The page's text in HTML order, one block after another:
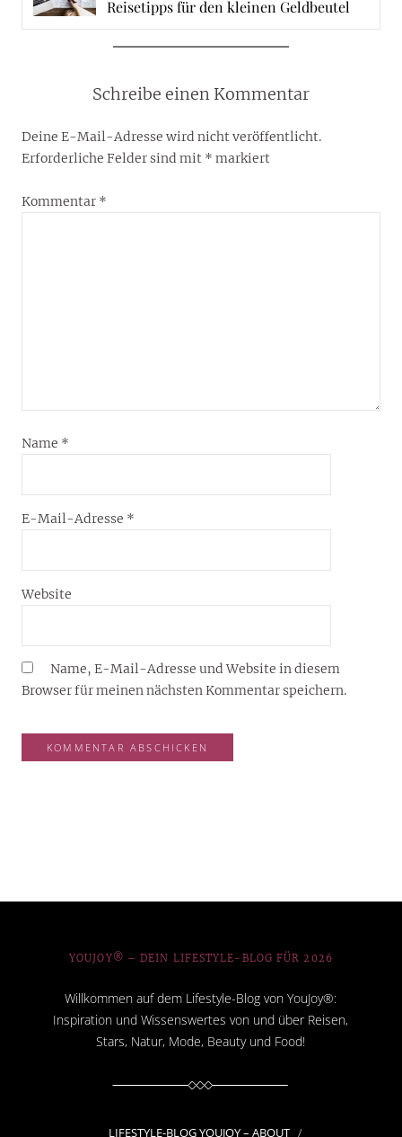
Reisetipps für den kleinen Geldbeutel
Schreibe einen Kommentar
Deine E-Mail-Adresse wird nicht veröffentlicht.
Erforderliche Felder sind mit * markiert
Kommentar *
Name *
E-Mail-Adresse *
Website
Name, E-Mail-Adresse und Website in diesem
Browser für meinen nächsten Kommentar speichern.
YOUJOY® – DEIN LIFESTYLE-BLOG FÜR 2026
Willkommen auf dem Lifestyle-Blog von YouJoy®:
Inspiration und Wissenswertes von und über Reisen,
Stars, Natur, Mode, Beauty und Food!
LIFESTYLE-BLOG YOUJOY – ABOUT